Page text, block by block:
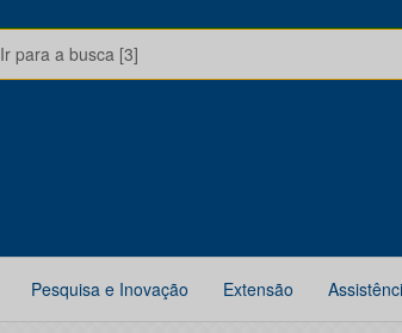
Ir para a busca [3]
Pesquisa e Inovação Extensão